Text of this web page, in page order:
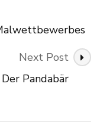
Next Post
Pandabär